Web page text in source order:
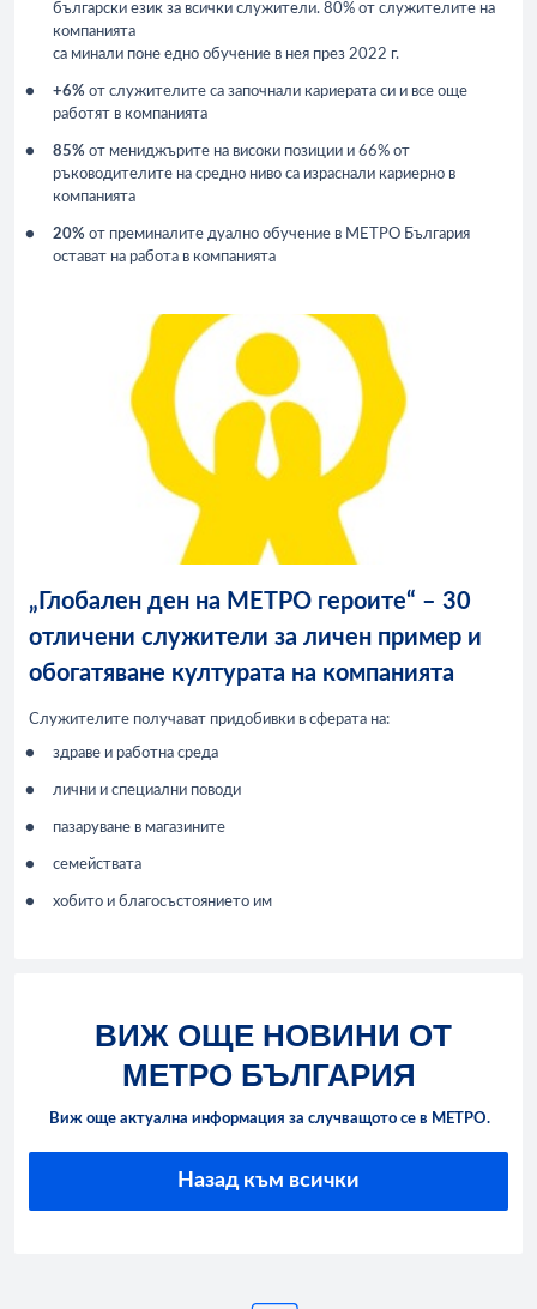
български език за всички служители. 80% от служителите на
компанията
са минали поне едно обучение в нея през 2022 г.
+6% от служителите са започнали кариерата си и все още
работят в компанията
85% от мениджърите на високи позиции и 66% от
ръководителите на средно ниво са израснали кариерно в
компанията
20% от преминалите дуално обучение в МЕТРО България
остават на работа в компанията
„Глобален ден на МЕТРО героите“ – 30
отличени служители за личен пример и
обогатяване културата на компанията
Служителите получават придобивки в сферата на:
здраве и работна среда
лични и специални поводи
пазаруване в магазините
семействата
хобито и благосъстоянието им
ВИЖ ОЩЕ НОВИНИ ОТ
МЕТРО БЪЛГАРИЯ
Виж още актуална информация за случващото се в МЕТРО.
Назад към всички